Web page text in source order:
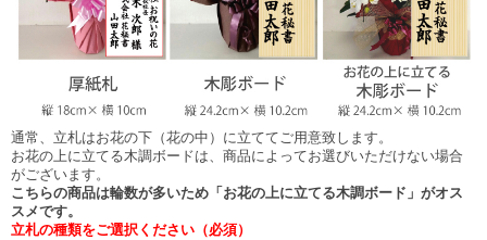
（正面からみたイメージ）
通常、立札はお花の下（花の中）に立ててご用意致します。
お花の上に立てる木調ボードは、商品によってお選びいただけない場合
がございます。
こちらの商品は輪数が多いため「お花の上に立てる木調ボード」がオス
スメです。
立札の種類をご選択ください（必須）